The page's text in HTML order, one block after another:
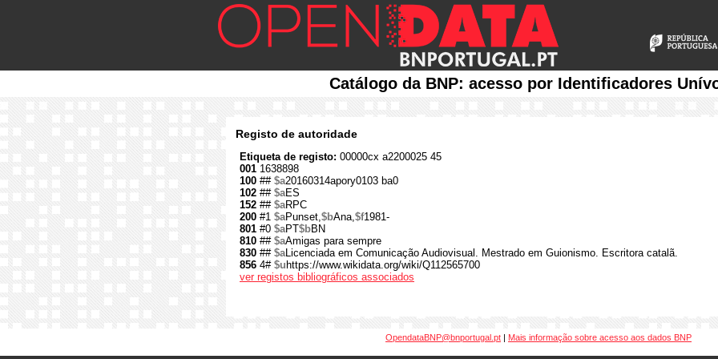
Catálogo da BNP: acesso por Identificadores
Registo de autoridade
Etiqueta de registo: 00000cx a2200025 45
001 1638898
100 ## $a20160314apory0103 ba0
102 ## $aES
152 ## $aRPC
200 #1 $aPunset,$bAna,$f1981-
801 #0 $aPT$bBN
810 ## $aAmigas para sempre
830 ## $aLicenciada em Comunicação Audiovisual. Mestrado em Guionismo. Escritora catalã.
856 4# $u https://www.wikidata.org/wiki/Q112565700
ver registos bibliográficos associados
OpendataBNP@bnportugal.pt | Mais informação sobre acesso aos dados BNP